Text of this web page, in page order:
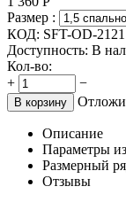
Размер :
КОД: SFT-OD-2121
Доступность: В
Кол-во:
+
−
В корзину
Описание
Параметры
Размерный
Отзывы